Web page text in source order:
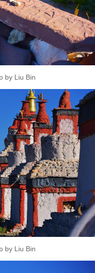
by Liu Bin
by Liu Bin